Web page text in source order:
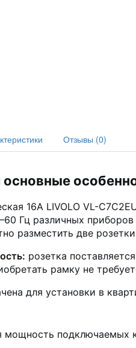
Отзывы (0)
основные
16A LIVOLO VL-
Гц различных
разместить две
розетка
рамку не
для установки в
мощность подключаемых